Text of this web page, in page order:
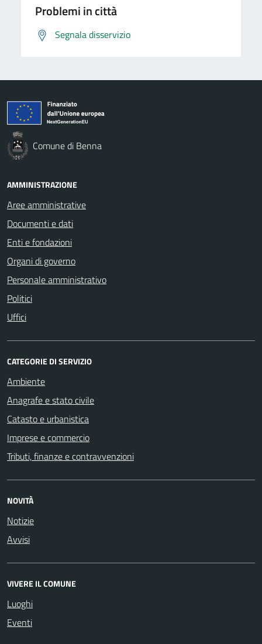
Problemi in città
Segnala disservizio
Comune di Benna
AMMINISTRAZIONE
Aree amministrative
Documenti e dati
Enti e fondazioni
Organi di governo
Personale amministrativo
Politici
Uffici
CATEGORIE DI SERVIZIO
Ambiente
Anagrafe e stato civile
Catasto e urbanistica
Imprese e commercio
Tributi, finanze e contravvenzioni
NOVITÀ
Notizie
Avvisi
VIVERE IL COMUNE
Luoghi
Eventi